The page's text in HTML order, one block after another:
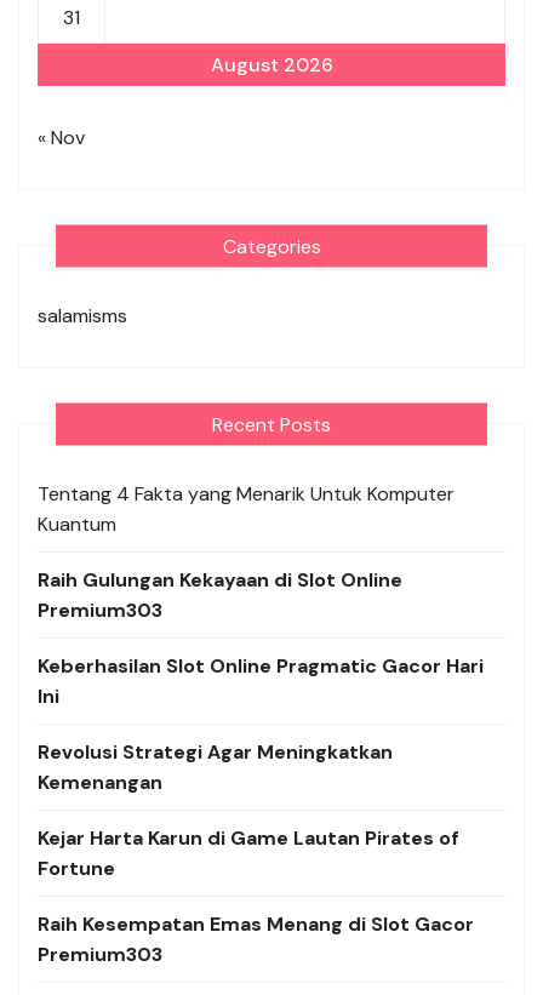
August 2026
31
« Nov
Categories
salamisms
Recent Posts
Tentang 4 Fakta yang Menarik Untuk Komputer
Kuantum
Raih Gulungan Kekayaan di Slot Online
Premium303
Keberhasilan Slot Online Pragmatic Gacor Hari
Ini
Revolusi Strategi Agar Meningkatkan
Kemenangan
Kejar Harta Karun di Game Lautan Pirates of
Fortune
Raih Kesempatan Emas Menang di Slot Gacor
Premium303